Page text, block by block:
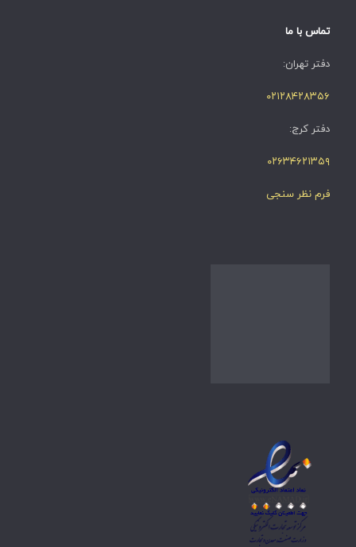
تماس با ما
دفتر تهران:
۰۲۱۲۸۴۲۸۳۵۶
دفتر کرج:
۰۲۶۳۴۶۲۱۳۵۹
فرم نظر سنجی